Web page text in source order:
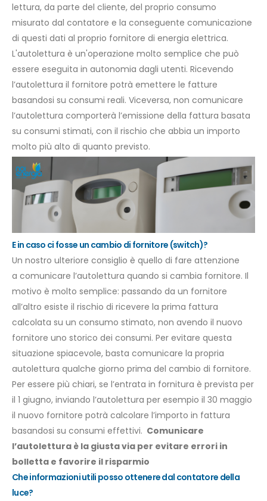
lettura, da parte del cliente, del proprio consumo
misurato dal contatore e la conseguente comunicazione
di questi dati al proprio fornitore di energia elettrica.
L'autolettura è un'operazione molto semplice che può
essere eseguita in autonomia dagli utenti. Ricevendo
l’autolettura il fornitore potrà emettere le fatture
basandosi su consumi reali. Viceversa, non comunicare
l’autolettura comporterà l’emissione della fattura basata
su consumi stimati, con il rischio che abbia un importo
molto più alto di quanto previsto.
E in caso ci fosse un cambio di fornitore (switch)?
Un nostro ulteriore consiglio è quello di fare attenzione
a comunicare l’autolettura quando si cambia fornitore. Il
motivo è molto semplice: passando da un fornitore
all’altro esiste il rischio di ricevere la prima fattura
calcolata su un consumo stimato, non avendo il nuovo
fornitore uno storico dei consumi. Per evitare questa
situazione spiacevole, basta comunicare la propria
autolettura qualche giorno prima del cambio di fornitore.
Per essere più chiari, se l’entrata in fornitura è prevista per
il 1 giugno, inviando l’autolettura per esempio il 30 maggio
il nuovo fornitore potrà calcolare l’importo in fattura
basandosi su consumi effettivi. Comunicare
l’autolettura è la giusta via per evitare errori in
bolletta e favorire il risparmio
Che informazioni utili posso ottenere dal contatore della
luce?